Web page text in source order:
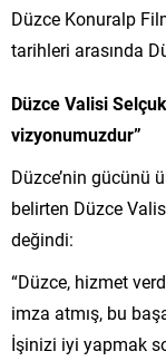
Düzce Konuralp
tarihleri arasında
Düzce Valisi
vizyonumuzdur”
Düzce’nin gücünü
belirten Düzce
değindi:
“Düzce, hizmet
imza atmış, bu
İşinizi iyi yapmak